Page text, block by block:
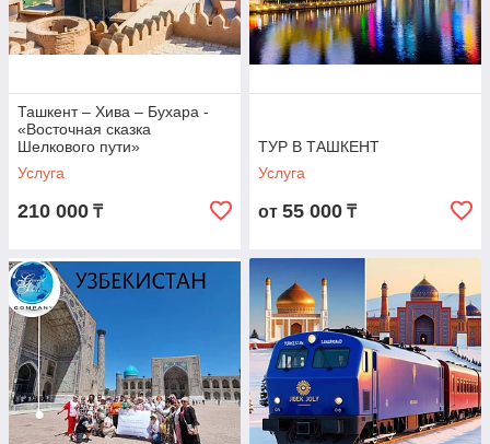
Ташкент – Хива – Бухара -
«Восточная сказка
Шелкового пути»
Услуга
210 000 ₸
ТУР В ТАШКЕНТ
Услуга
от 55 000 ₸